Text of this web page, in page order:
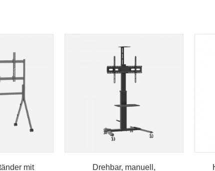
mit
Drehbar, manuell,